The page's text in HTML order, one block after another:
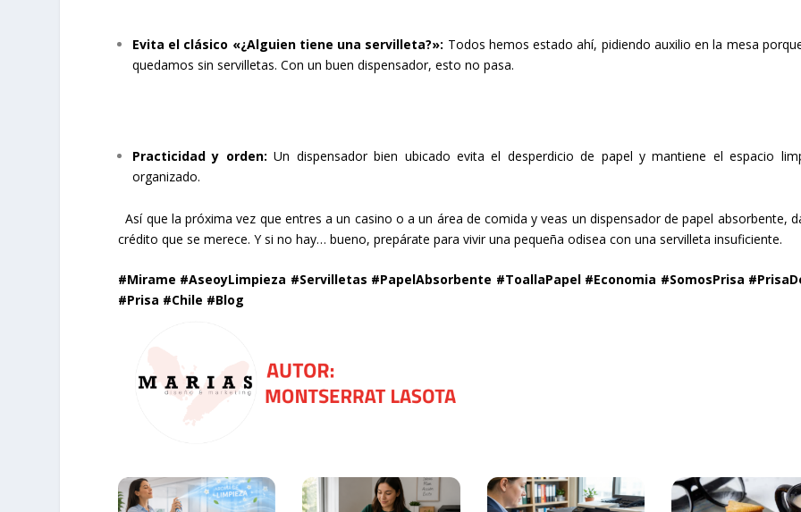
Evita el clásico «¿Alguien tiene una servilleta?»: Todos hemos estado ahí, pidiendo auxilio en la mesa
quedamos sin servilletas. Con un buen dispensador, esto no pasa.
Practicidad y orden: Un dispensador bien ubicado evita el desperdicio de papel y mantiene el espacio
organizado.
Así que la próxima vez que entres a un casino o a un área de comida y veas un dispensador de papel absorbente,
crédito que se merece. Y si no hay… bueno, prepárate para vivir una pequeña odisea con una servilleta insuficiente.
#Mirame #AseoyLimpieza #Servilletas #PapelAbsorbente #ToallaPapel #Economia #SomosPrisa
#Prisa #Chile #Blog